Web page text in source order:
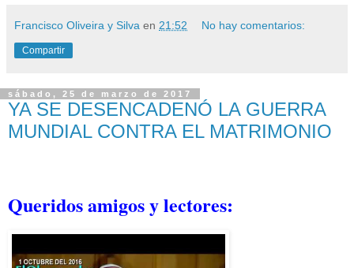
Francisco Oliveira y Silva en 21:52 No hay comentarios:
Compartir
sábado, 25 de marzo de 2017
YA SE DESENCADENÓ LA GUERRA
MUNDIAL CONTRA EL MATRIMONIO
Queridos amigos y lectores: